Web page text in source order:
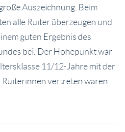
Auszeichnung. Beim
alle Ruiter überzeugen und
guten Ergebnis des
bei. Der Höhepunkt war
11/12-Jahre mit der
vertreten waren.